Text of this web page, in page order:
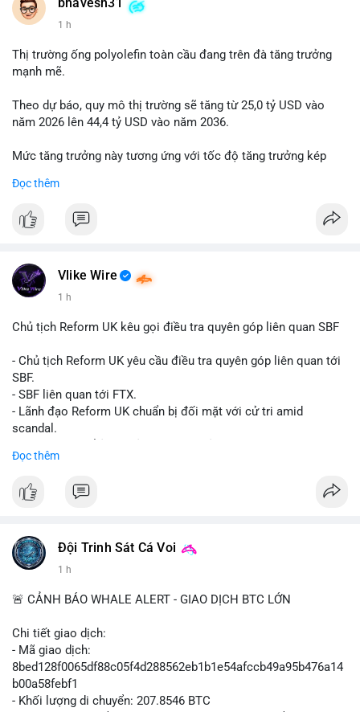
bhavesh31
1 h
Thị trường ống polyolefin toàn cầu đang trên đà tăng trưởng
mạnh mẽ.
Theo dự báo, quy mô thị trường sẽ tăng từ 25,0 tỷ USD vào
năm 2026 lên 44,4 tỷ USD vào năm 2036.
Mức tăng trưởng này tương ứng với tốc độ tăng trưởng kép
nhà đầu tư trong ngành vật liệu xây dựng và hạ tầng.
nhựa polyolefin trong tương lai?
Đọc thêm
Vlike Wire
1 h
Chủ tịch Reform UK kêu gọi điều tra quyên góp liên quan SBF
- Chủ tịch Reform UK yêu cầu điều tra quyên góp liên quan tới
SBF.
- SBF liên quan tới FTX.
- Lãnh đạo Reform UK chuẩn bị đối mặt với cử tri amid
scandal.
- Không có thông tin tác động thị trường ngay lập tức.
#vlikevn #titanbot
Đọc thêm
Đội Trinh Sát Cá Voi
1 h
🚨 CẢNH BÁO WHALE ALERT - GIAO DỊCH BTC LỚN
Chi tiết giao dịch:
- Mã giao dịch:
8bed128f0065df88c05f4d288562eb1b1e54afccb49a95b476a14
b00a58febf1
- Khối lượng di chuyển: 207.8546 BTC